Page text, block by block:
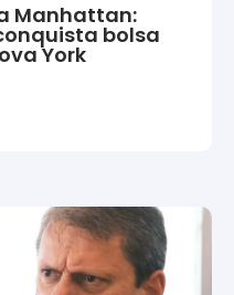
Manhattan:
bolsa
York